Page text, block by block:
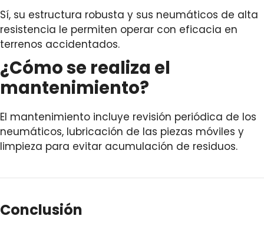
Sí, su estructura robusta y sus neumáticos de alta
resistencia le permiten operar con eficacia en
terrenos accidentados.
¿Cómo se realiza el
mantenimiento?
El mantenimiento incluye revisión periódica de los
neumáticos, lubricación de las piezas móviles y
limpieza para evitar acumulación de residuos.
Conclusión